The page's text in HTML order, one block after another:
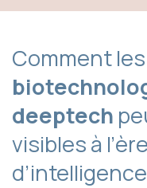
Comment les
deeptech
visibles à